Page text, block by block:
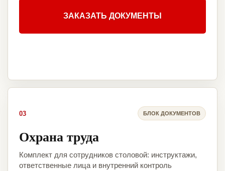
ЗАКАЗАТЬ ДОКУМЕНТЫ
03 БЛОК ДОКУМЕНТОВ
Охрана труда
Комплект для сотрудников столовой: инструктажи,
ответственные лица и внутренний контроль